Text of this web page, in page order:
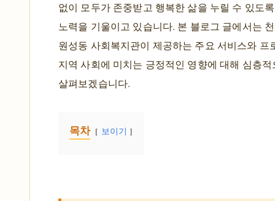
없이 모두가 존중받고 행복한 삶을 누릴 수 있도
노력을 기울이고 있습니다. 본 블로그 글에서는
원성동 사회복지관이 제공하는 주요 서비스와 프
지역 사회에 미치는 긍정적인 영향에 대해 심층적
살펴보겠습니다.
목차 보이기